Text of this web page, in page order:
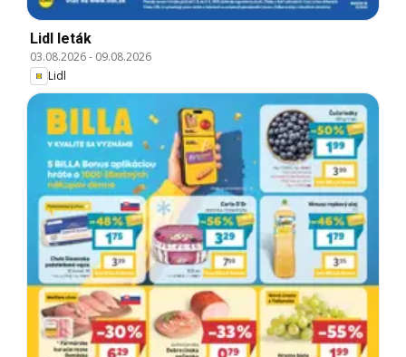
Lidl leták
03.08.2026- 09.08.2026
Lidl